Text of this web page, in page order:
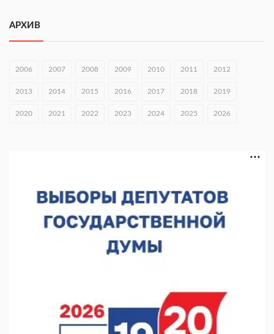
С 8 августа изменят схему движения на въезде в Нижний
Новгород
оперштаба
07.08.2026 14:54
пожарного
07.08.2026 12:15
В Нижнем Новгороде прошло совещание Росгвардии
АРХИВ
2006 2007 2008 2009 2010 2011 2012
2013 2014 2015 2016 2017 2018 2019
2020 2021 2022 2023 2024 2025 2026